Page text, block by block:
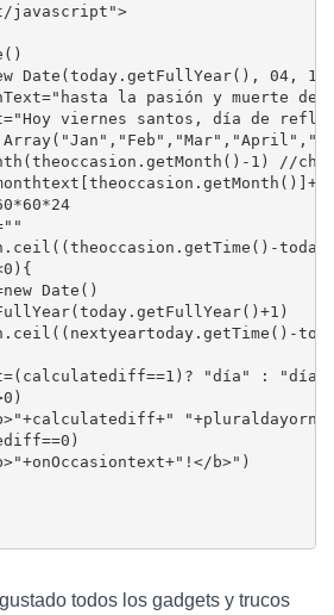
javascript">
Date(today.getFullYear(), 04,
la pasión y muerte de
viernes santos, día de
1) //
Date()
"día" :
b>")
todos los gadgets y trucos